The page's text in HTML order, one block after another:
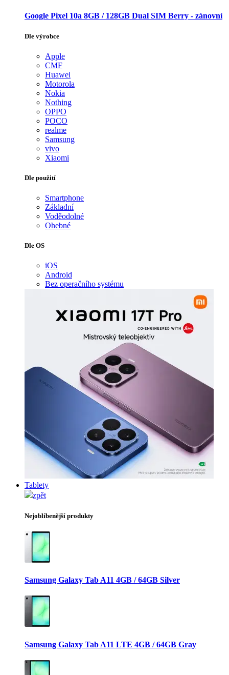
Google Pixel 10a 8GB / 128GB Dual SIM Berry - zánovní
Dle výrobce
Apple
CMF
Huawei
Motorola
Nokia
Nothing
OPPO
POCO
realme
Samsung
vivo
Xiaomi
Dle použití
Smartphone
Základní
Voděodolné
Ohebné
Dle OS
iOS
Android
Bez operačního systému
Tablety
zpět
Nejoblíbenější produkty
Samsung Galaxy Tab A11 4GB / 64GB Silver
Samsung Galaxy Tab A11 LTE 4GB / 64GB Gray